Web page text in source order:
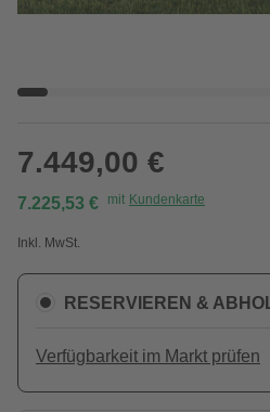
7.449,00 €
7.225,53 € mit Kundenkarte
Inkl. MwSt.
RESERVIEREN &
Verfügbarkeit im Markt prüfen